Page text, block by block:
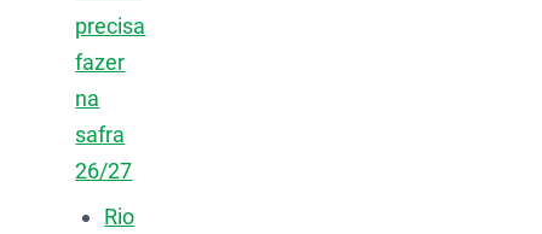
precisa
fazer
na
safra
26/27
Rio